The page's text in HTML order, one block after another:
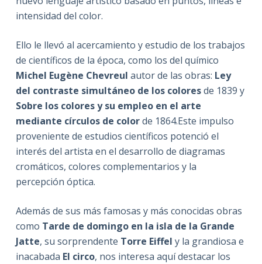
intensidad del color.
Ello le llevó al acercamiento y estudio de los trabajos
de científicos de la época, como los del químico
Michel Eugène Chevreul autor de las obras: Ley
del contraste simultáneo de los coloresde 1839 y
Sobre los colores y su empleo en el arte
mediante círculos de colorde 1864.Este impulso
proveniente de estudios científicos potenció el
interés del artista en el desarrollo de diagramas
cromáticos, colores complementarios y la
percepción óptica.
Además de sus más famosas y más conocidas obras
como Tarde de domingo en la isla de la Grande
Jatte, su sorprendente Torre Eiffel y la grandiosa e
inacabada El circo, nos interesa aquí destacar los